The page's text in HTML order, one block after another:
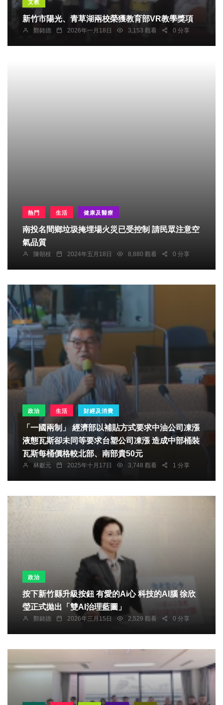
文教
新竹市陽光、青草湖兩校榮獲教育部VR教學獎項
鄭銘德 2026年一月18日 3,153 觀看 0 分享
熱門 生活 健康及醫療
南投名間鄉垃圾掩埋場火災已受控制 請民眾注意空
氣品質
陳朝枝 2024年五月18日 8,880 觀看 0 分享
政治 生活 財經及消費
「一國兩制」 經濟部以補貼方式要求中油公司凍漲
液態瓦斯卻未同等要求台塑公司凍漲 造成中部桶裝
瓦斯每桶價格較北部、南部貴50元
林獻元 2025年十月17日 3,748 觀看 1 分享
政治
按下新竹縣升級按鈕 有愛的Ai心 科技的AI腦 徐欣
瑩正式拋出「雙AI治理藍圖」
鄭銘德 2026年三月15日 2,529 觀看 0 分享